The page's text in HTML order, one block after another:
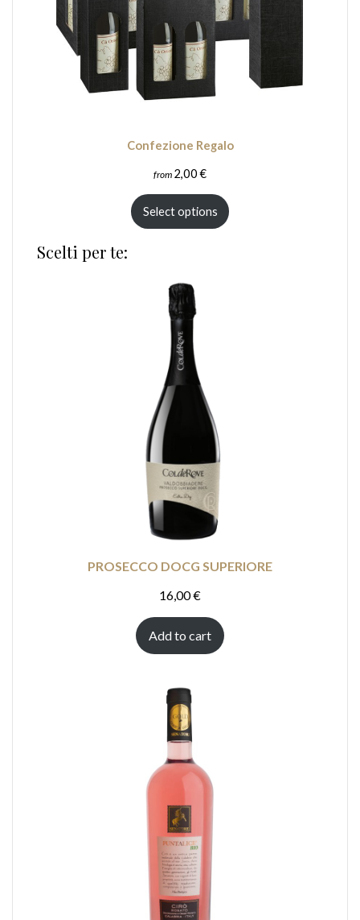
Confezione Regalo
from 2,00€
Select options
Scelti per te:
PROSECCO DOCG SUPERIORE
16,00€
Add to cart